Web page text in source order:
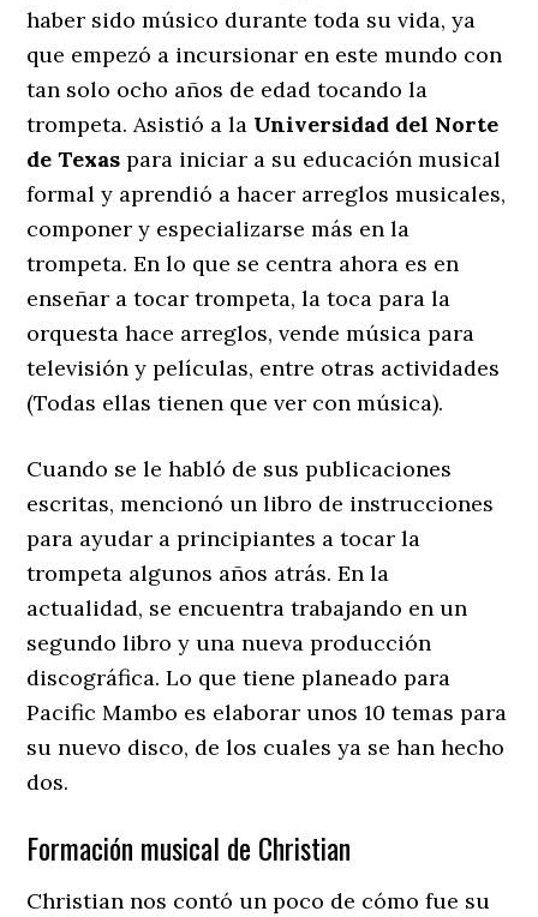
haber sido músico durante toda su vida, ya
que empezó a incursionar en este mundo con
tan solo ocho años de edad tocando la
trompeta. Asistió a la Universidad del Norte
de Texas para iniciar a su educación musical
formal y aprendió a hacer arreglos musicales,
componer y especializarse más en la
trompeta. En lo que se centra ahora es en
enseñar a tocar trompeta, la toca para la
orquesta hace arreglos, vende música para
televisión y películas, entre otras actividades
(Todas ellas tienen que ver con música).
Cuando se le habló de sus publicaciones
escritas, mencionó un libro de instrucciones
para ayudar a principiantes a tocar la
trompeta algunos años atrás. En la
actualidad, se encuentra trabajando en un
segundo libro y una nueva producción
discográfica. Lo que tiene planeado para
Pacific Mambo es elaborar unos 10 temas para
su nuevo disco, de los cuales ya se han hecho
dos.
Formación musical de Christian
Christian nos contó un poco de cómo fue su